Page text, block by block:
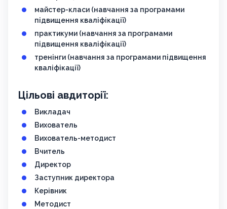
майстер-класи (навчання за програмами
підвищення кваліфікації)
практикуми (навчання за програмами
підвищення кваліфікації)
тренінги (навчання за програмами підвищення
кваліфікації)
Цільові авдиторії:
Викладач
Вихователь
Вихователь-методист
Вчитель
Директор
Заступник директора
Керівник
Методист